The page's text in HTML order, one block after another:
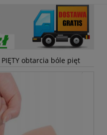
PIĘTY obtarcia bóle pięt